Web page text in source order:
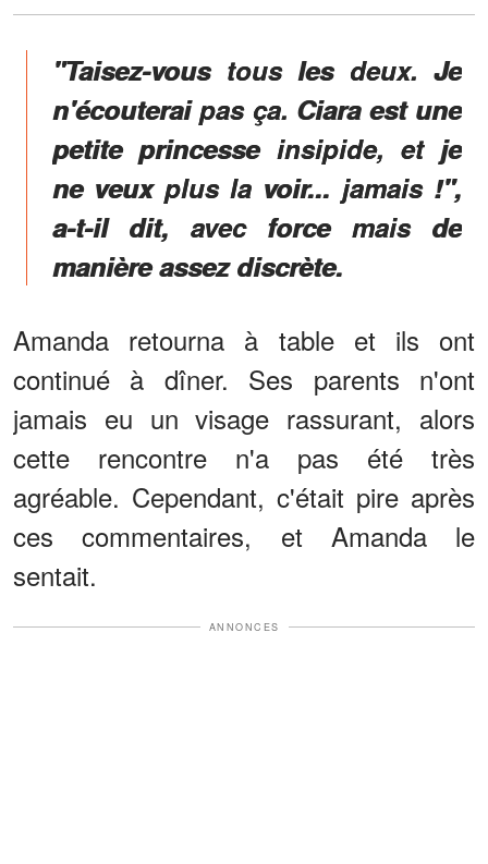
"Taisez-vous tous les deux. Je
n'écouterai pas ça. Ciara est une
petite princesse insipide, et je
ne veux plus la voir... jamais !",
a-t-il dit, avec force mais de
manière assez discrète.
Amanda retourna à table et ils ont
continué à dîner. Ses parents n'ont
jamais eu un visage rassurant, alors
cette rencontre n'a pas été très
agréable. Cependant, c'était pire après
ces commentaires, et Amanda le
sentait.
ANNONCES